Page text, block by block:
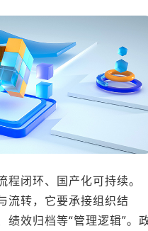
闭环、国产化可持续。
流转，它要承接组织结
绩效归档等“管理逻辑”。